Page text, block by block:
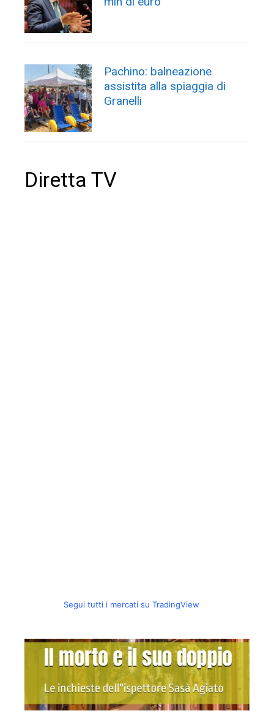
Pachino: balneazione
assistita alla spiaggia di
Granelli
Diretta TV
Segui tutti i mercati su TradingView